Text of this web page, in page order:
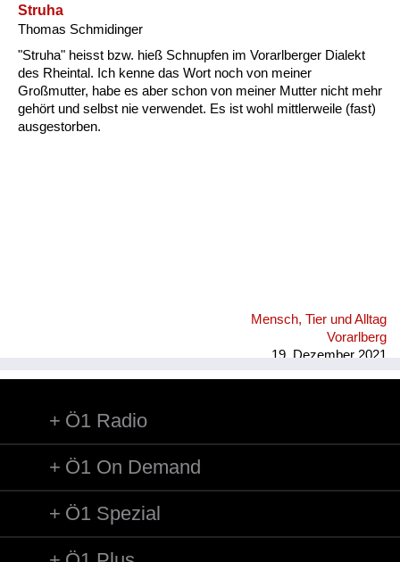
Struha
Thomas Schmidinger
"Struha" heisst bzw. hieß Schnupfen im Vorarlberger Dialekt
des Rheintal. Ich kenne das Wort noch von meiner
Großmutter, habe es aber schon von meiner Mutter nicht mehr
gehört und selbst nie verwendet. Es ist wohl mittlerweile (fast)
ausgestorben.
Mensch, Tier und Alltag
Vorarlberg
19. Dezember 2021
Ö1 Radio
Ö1 On Demand
Ö1 Spezial